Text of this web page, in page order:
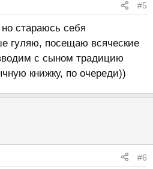
#5
стараюсь себя
гуляю, посещаю всяческие
с сыном традицию
книжку, по очереди))
#6